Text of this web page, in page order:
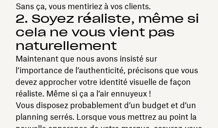
Sans ça, vous mentiriez à vos clients.
2. Soyez réaliste, même si
cela ne vous vient pas
naturellement
Maintenant que nous avons insisté sur
l’importance de l’authenticité, précisons que vous
devez approcher votre identité visuelle de façon
réaliste. Même si ça a l’air ennuyeux !
Vous disposez probablement d’un budget et d’un
planning serrés. Lorsque vous mettrez au point la